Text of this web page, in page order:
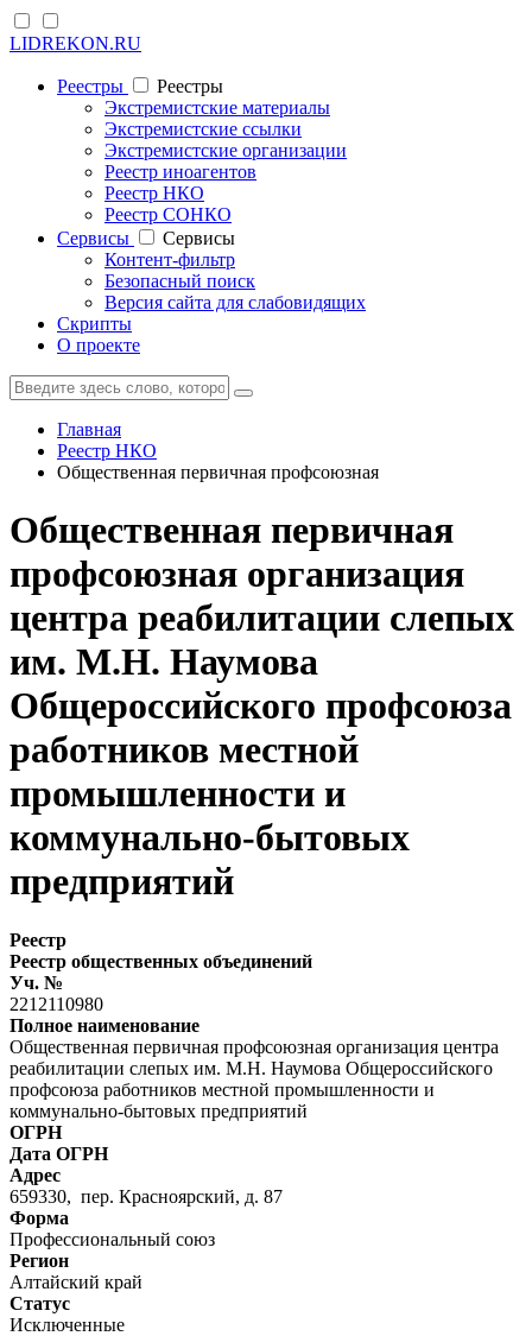
LIDREKON.RU
Реестры
Реестры
Экстремистские материалы
Экстремистские ссылки
Экстремистские организации
Реестр иноагентов
Реестр НКО
Реестр СОНКО
Cервисы
Cервисы
Контент-фильтр
Безопасный поиск
Версия сайта для слабовидящих
Скрипты
О проекте
Главная
Реестр НКО
Общественная первичная профсоюзная
Общественная первичная
профсоюзная организация
центра реабилитации слепых
им. М.Н. Наумова
Общероссийского профсоюза
работников местной
промышленности и
коммунально-бытовых
предприятий
Реестр
Реестр общественных объединений
Уч. №
2212110980
Полное наименование
Общественная первичная профсоюзная организация центра
реабилитации слепых им. М.Н. Наумова Общероссийского
профсоюза работников местной промышленности и
коммунально-бытовых предприятий
ОГРН
Дата ОГРН
Адрес
659330, пер. Красноярский, д. 87
Форма
Профессиональный союз
Регион
Алтайский край
Статус
Исключенные